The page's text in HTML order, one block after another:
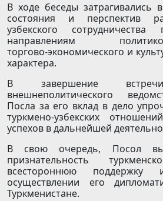
В ходе беседы затрагивались
состояния и перспектив
узбекского
направлениям политико-
торгово-экономического и
характера.
В завершение встречи
внешнеполитического
Посла за его вклад в дело
туркмено-узбекских
успехов в дальнейшей
В свою очередь, Посол
признательность
всестороннюю
осуществлении его
Туркменистане.